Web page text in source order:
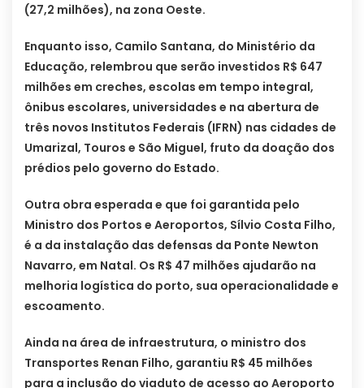
(27,2 milhões), na zona Oeste.
Enquanto isso, Camilo Santana, do Ministério da
Educação, relembrou que serão investidos R$ 647
milhões em creches, escolas em tempo integral,
ônibus escolares, universidades e na abertura de
três novos Institutos Federais (IFRN) nas cidades de
Umarizal, Touros e São Miguel, fruto da doação dos
prédios pelo governo do Estado.
Outra obra esperada e que foi garantida pelo
Ministro dos Portos e Aeroportos, Sílvio Costa Filho,
é a da instalação das defensas da Ponte Newton
Navarro, em Natal. Os R$ 47 milhões ajudarão na
melhoria logística do porto, sua operacionalidade e
escoamento.
Ainda na área de infraestrutura, o ministro dos
Transportes Renan Filho, garantiu R$ 45 milhões
para a inclusão do viaduto de acesso ao Aeroporto